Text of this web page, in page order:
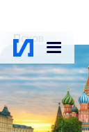
Псков